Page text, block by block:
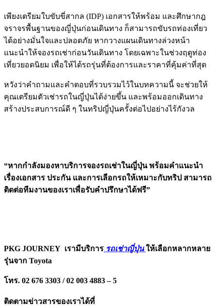
เพียงเตรียมใบขับขี่สากล (IDP) เอกสารให้พร้อม และศึกษากฎ
จราจรพื้นฐานของญี่ปุ่นก่อนเดินทาง ก็สามารถขับรถท่องเที่ยว
ได้อย่างมั่นใจและปลอดภัย หากวางแผนเดินทางล่วงหน้า
แนะนำให้จองรถเช่าก่อนวันเดินทาง โดยเฉพาะในช่วงฤดูท่อง
เที่ยวยอดนิยม เพื่อให้ได้รถรุ่นที่ต้องการและราคาที่คุ้มค่าที่สุด
หวังว่าคำถามและคำตอบที่รวบรวมไว้ในบทความนี้ จะช่วยให้
คุณเตรียมตัวเช่ารถในญี่ปุ่นได้ง่ายขึ้น และพร้อมออกเดินทาง
สร้างประสบการณ์ดี ๆ ในทริปญี่ปุ่นครั้งต่อไปอย่างไร้กังวล
“หากกำลังมองหาบริการจองรถเช่าในญี่ปุ่น พร้อมคำแนะนำ
เรื่องเอกสาร ประกัน และการเลือกรถให้เหมาะกับทริป สามารถ
ติดต่อทีมงานของเราเพื่อรับคำปรึกษาได้ฟรี”
PKG JOURNEY เรามีบริการ รถเช่าญี่ปุ่น ให้เลือกหลากหลาย
รุ่นจาก Toyota
โทร. 02 676 3303 / 02 003 4883 – 5
ติดตามข่าวสารของเราได้ที่